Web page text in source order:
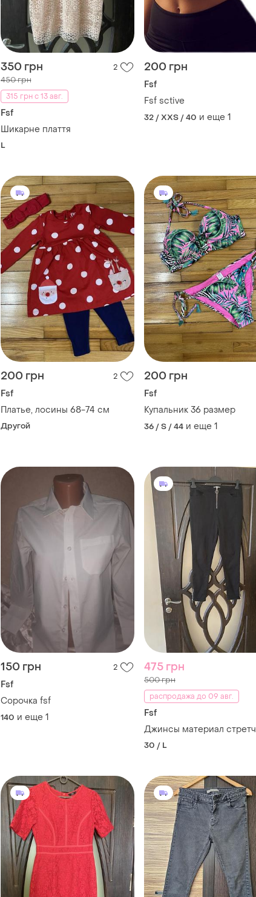
350 грн 2
450 грн
315 грн с 13 авг.
Fsf
Шикарне плаття
L
200 грн
Fsf
Fsf sctive
32 / XXS / 40 и еще 1
200 грн 2
Fsf
Платье, лосины 68-74 см
Другой
200 грн
Fsf
Купальник 36 размер
36 / S / 44 и еще 1
150 грн 2
Fsf
Сорочка fsf
140 и еще 1
475 грн
500 грн
распродажа до 09 авг.
Fsf
Джинсы материал стретч
30 / L